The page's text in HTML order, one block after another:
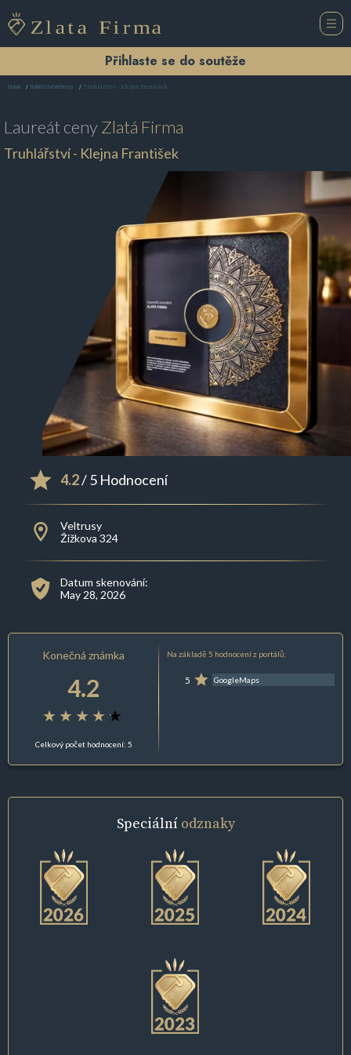
Přihlaste se do soutěže
Domů Truhlářství Veltrusy Truhlářství - Klejna František
Laureát cenyZlatá Firma
Truhlářství - Klejna František
4.2/ 5 Hodnocení
Veltrusy
Žižkova 324
Datum skenování:
May 28, 2026
Konečná známka
4.2
Celkový počet hodnocení: 5
Na základě 5 hodnocení z portálů:
5 GoogleMaps
Speciální odznaky